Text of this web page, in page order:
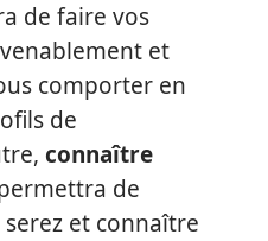
de faire vos
et
comporter en
de
connaître
de
et connaître